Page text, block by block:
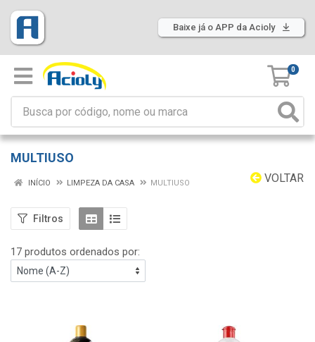
Baixe já o APP da Acioly
0
MULTIUSO
VOLTAR
INÍCIO LIMPEZA DA CASA MULTIUSO
Filtros
17 produtos ordenados por: